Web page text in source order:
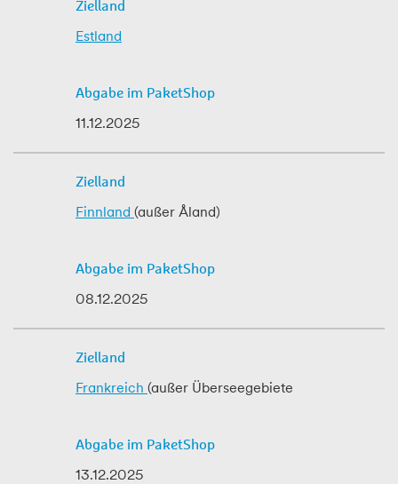
Estland
11.12.2025
Finnland (außer Åland)
08.12.2025
Frankreich (außer Überseegebiete
13.12.2025